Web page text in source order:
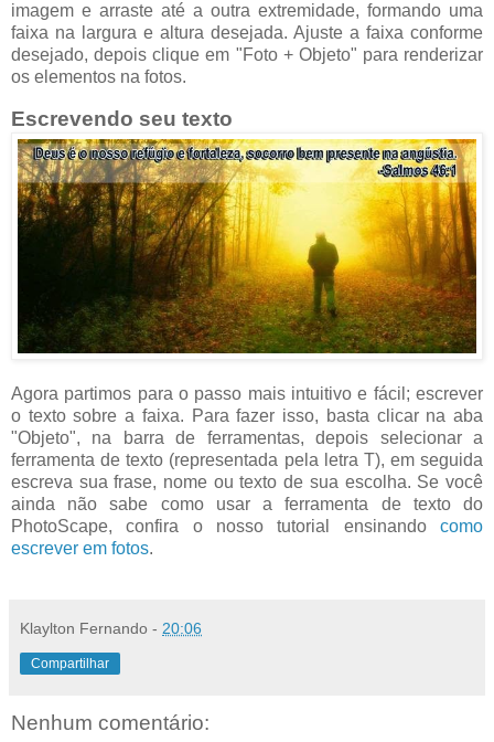
imagem e arraste até a outra extremidade, formando uma
faixa na largura e altura desejada. Ajuste a faixa conforme
desejado, depois clique em "Foto + Objeto" para renderizar
os elementos na fotos.
Escrevendo seu texto
Agora partimos para o passo mais intuitivo e fácil; escrever
o texto sobre a faixa. Para fazer isso, basta clicar na aba
"Objeto", na barra de ferramentas, depois selecionar a
ferramenta de texto (representada pela letra T), em seguida
escreva sua frase, nome ou texto de sua escolha. Se você
ainda não sabe como usar a ferramenta de texto do
PhotoScape, confira o nosso tutorial ensinando como
escrever em fotos.
Klaylton Fernando - 20:06
Compartilhar
Nenhum comentário: